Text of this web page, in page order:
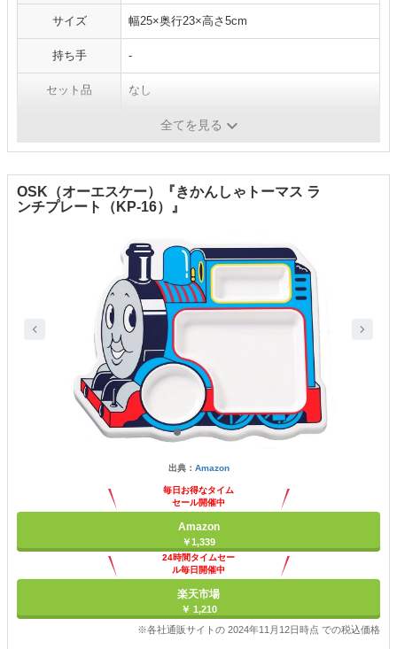
サイズ 幅25×奥行23×高さ5cm
持ち手 -
セット品 なし
全てを見る
OSK（オーエスケー）『きかんしゃトーマス ラ
ンチプレート（KP-16）』
出典： Amazon
毎日お得なタイム
セール開催中
Amazon
￥1,339
24時間タイムセー
ル毎日開催中
楽天市場
￥ 1,210
※各社通販サイトの 2024年11月12日時点 での税込価格